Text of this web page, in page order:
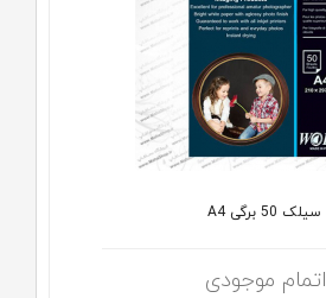
اتمام موجودی